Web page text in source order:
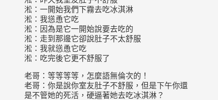
淞：一開始我們下霧去吃冰淇淋
淞：我慫恿它吃
淞：因為是它一開始說要去吃的
淞：走到那邊它卻說肚子不太舒服
淞：我就慫恿它吃
淞：吃完後它更不舒服了
老哥：等等等等，怎麼語無倫次的！
老哥：你是說你室友肚子不舒服，但是下午你還
是不管她的死活，硬逼著她去吃冰淇淋？